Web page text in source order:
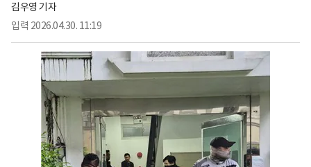
김우영 기자
입력 2026.04.30. 11:19